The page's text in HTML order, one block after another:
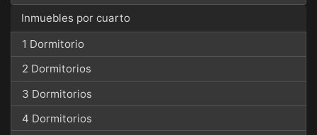
Inmuebles por cuarto
1 Dormitorio
2 Dormitorios
3 Dormitorios
4 Dormitorios